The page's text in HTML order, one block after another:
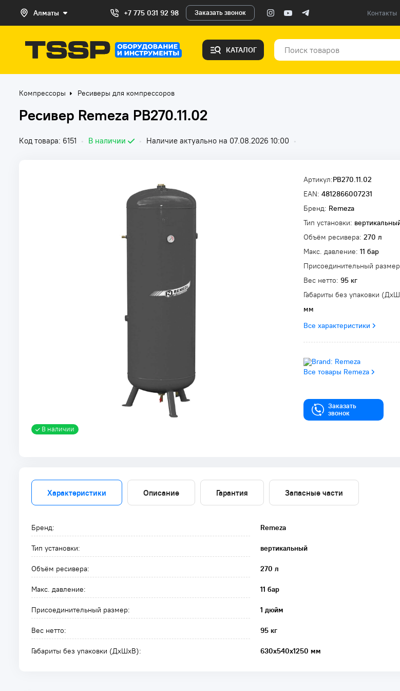
Алматы +7 775 031 92 98 Заказать звонок Контакты
КАТАЛОГ
Компрессоры Ресиверы для компрессоров
Ресивер Remeza РВ270.11.02
Код товара: 6151 • В наличии • Наличие актуально на 07.08.2026 10:00 •
В наличии
Артикул:РВ270.11.02
EAN: 4812866007231
Бренд: Remeza
Тип установки:
Объём ресивера: 270 л
Макс. давление: 11 бар
Присоединительный
Вес нетто: 95 кг
Габариты без упаковки
мм
Все характеристики
Все товары Remeza
Заказать
звонок
Характеристики Описание Гарантия Запасные части
Бренд: Remeza
Тип установки: вертикальный
Объём ресивера: 270 л
Макс. давление: 11 бар
Присоединительный размер: 1 дюйм
Вес нетто: 95 кг
Габариты без упаковки (ДxШxВ): 630х540х1250 мм